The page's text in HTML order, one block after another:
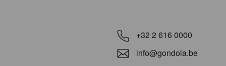
+32 2 616 0000
info@gondola.be